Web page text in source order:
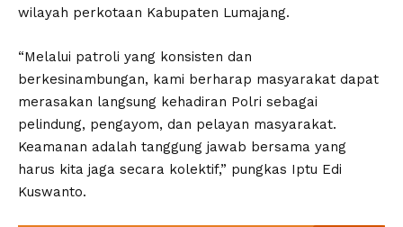
wilayah perkotaan Kabupaten Lumajang.
“Melalui patroli yang konsisten dan
berkesinambungan, kami berharap masyarakat dapat
merasakan langsung kehadiran Polri sebagai
pelindung, pengayom, dan pelayan masyarakat.
Keamanan adalah tanggung jawab bersama yang
harus kita jaga secara kolektif,” pungkas Iptu Edi
Kuswanto.